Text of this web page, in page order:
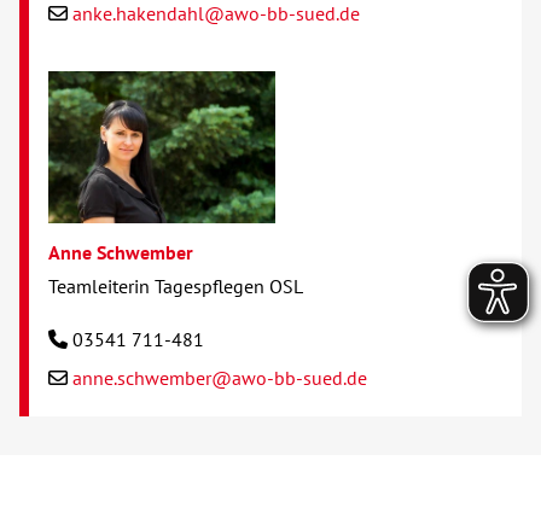
anke.hakendahl@awo-bb-sued.de
Anne Schwember
Teamleiterin Tagespflegen OSL
03541 711-481
anne.schwember@awo-bb-sued.de